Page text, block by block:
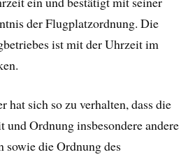
der Flugplatzordnung. Die
ist mit der Uhrzeit im
hat sich so zu verhalten, dass die
Ordnung insbesondere andere
sowie die Ordnung des